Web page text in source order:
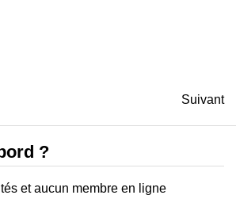
Suivant
?
et aucun membre en ligne